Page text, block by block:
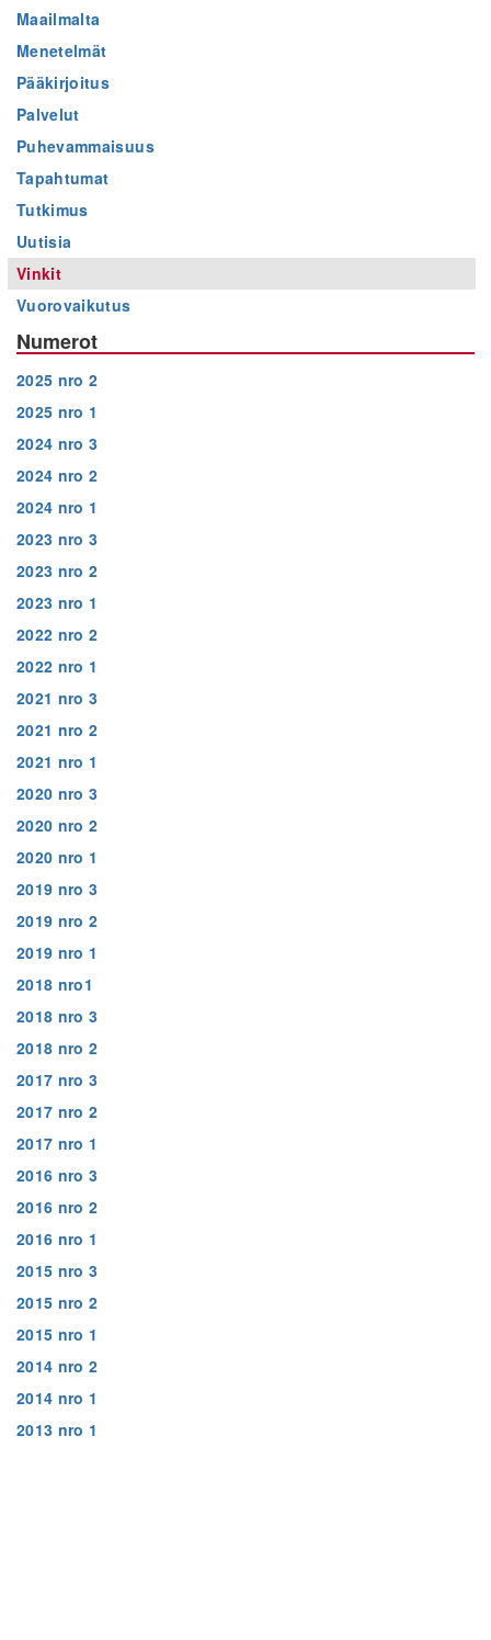
Maailmalta
Menetelmät
Pääkirjoitus
Palvelut
Puhevammaisuus
Tapahtumat
Tutkimus
Uutisia
Vinkit
Vuorovaikutus
Numerot
2025 nro 2
2025 nro 1
2024 nro 3
2024 nro 2
2024 nro 1
2023 nro 3
2023 nro 2
2023 nro 1
2022 nro 2
2022 nro 1
2021 nro 3
2021 nro 2
2021 nro 1
2020 nro 3
2020 nro 2
2020 nro 1
2019 nro 3
2019 nro 2
2019 nro 1
2018 nro1
2018 nro 3
2018 nro 2
2017 nro 3
2017 nro 2
2017 nro 1
2016 nro 3
2016 nro 2
2016 nro 1
2015 nro 3
2015 nro 2
2015 nro 1
2014 nro 2
2014 nro 1
2013 nro 1